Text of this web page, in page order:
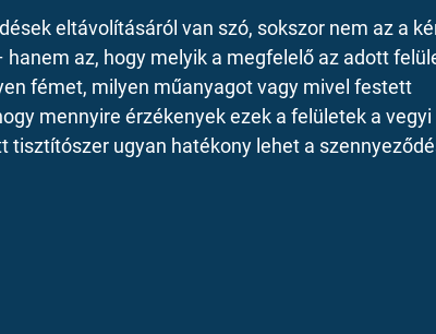
eltávolításáról van szó, sokszor nem az a
az, hogy melyik a megfelelő az adott
fémet, milyen műanyagot vagy mivel festett
mennyire érzékenyek ezek a felületek a vegyi
tisztítószer ugyan hatékony lehet a